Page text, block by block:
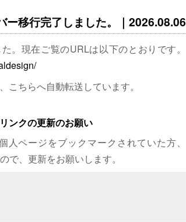
ー移行完了しました。｜2026.08.06
。現在ご覧のURLは以下のとおりです。
こちらへ自動転送しています。
ンクの更新のお願い
ページをブックマークされていた方、
で、更新をお願いします。